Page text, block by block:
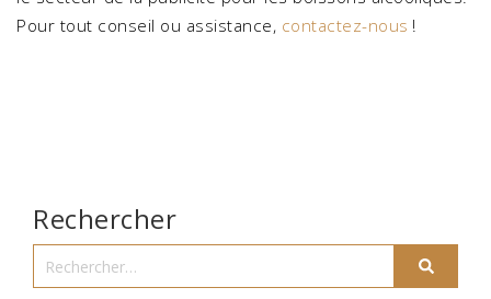
Pour tout conseil ou assistance, contactez-nous !
Rechercher